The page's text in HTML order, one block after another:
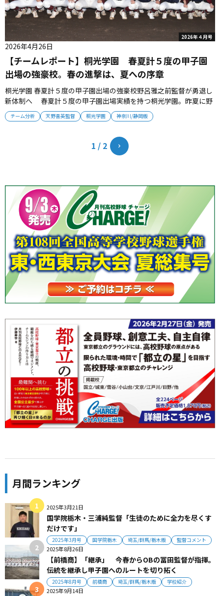
2026年４月号
チーム分析 天野喜英監督 桐光学園 神奈川/静岡版
【チームレポート】桐光学園 春夏計５度の甲子園
出場の強豪校。春の進撃は、夏への序章
2026年4月26日
桐光学園 春夏計５度の甲子園出場の強豪校野呂雅之前監督が勇退し
新体制へ 春夏計５度の甲子園出場実績を持つ桐光学園。昨夏に野
呂雅之前監督が勇退し、昨秋からはOB天野喜英監督が指揮を引き継
いだ。新たな指導体制となったチームは、2012年夏以来の甲子園出
1 / 2
月間ランキング
2025年3月21日
国学院栃木・三浦純監督「生徒のために全力を尽くす
だけです」
2025年3月号 国学院栃木 埼玉/群馬/栃木版 監督コメント
2025年8月26日
【前橋商】「継承」 今春からOBの冨田監督が指揮。
伝統を継承し甲子園へのルートを切り拓く
2025年8月号 前橋商 埼玉/群馬/栃木版 学校紹介
2025年9月14日